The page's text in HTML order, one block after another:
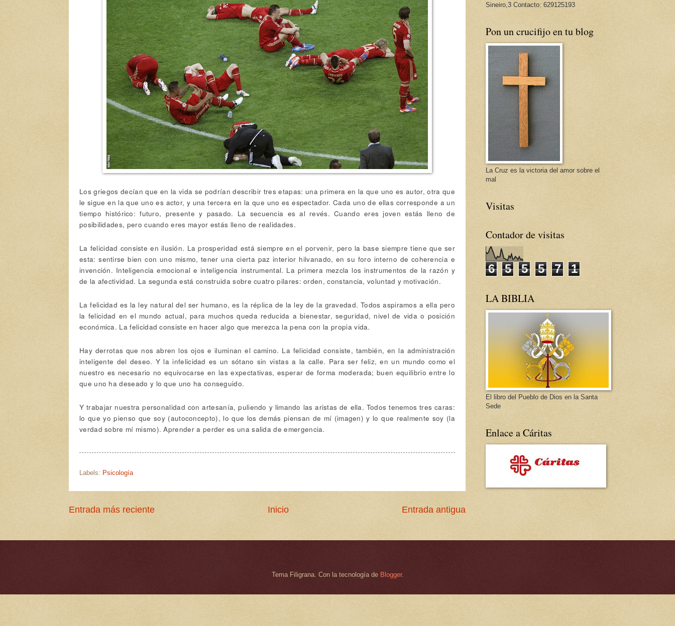
Los griegos decían que en la vida se podrían describir tres etapas: una primera en la que uno es autor, otra que
le sigue en la que uno es actor, y una tercera en la que uno es espectador. Cada uno de ellas corresponde a un
tiempo histórico: futuro, presente y pasado. La secuencia es al revés. Cuando eres joven estás lleno de
posibilidades, pero cuando eres mayor estás lleno de realidades.
La felicidad consiste en ilusión. La prosperidad está siempre en el porvenir, pero la base siempre tiene que ser
esta: sentirse bien con uno mismo, tener una cierta paz interior hilvanado, en su foro interno de coherencia e
invención. Inteligencia emocional e inteligencia instrumental. La primera mezcla los instrumentos de la razón y
de la afectividad. La segunda está construida sobre cuatro pilares: orden, constancia, voluntad y motivación.
La felicidad es la ley natural del ser humano, es la réplica de la ley de la gravedad. Todos aspiramos a ella pero
la felicidad en el mundo actual, para muchos queda reducida a bienestar, seguridad, nivel de vida o posición
económica. La felicidad consiste en hacer algo que merezca la pena con la propia vida.
Hay derrotas que nos abren los ojos e iluminan el camino. La felicidad consiste, también, en la administración
inteligente del deseo. Y la infelicidad es un sótano sin vistas a la calle. Para ser feliz, en un mundo como el
nuestro es necesario no equivocarse en las expectativas, esperar de forma moderada; buen equilibrio entre lo
que uno ha deseado y lo que uno ha conseguido.
Y trabajar nuestra personalidad con artesanía, puliendo y limando las aristas de ella. Todos tenemos tres caras:
lo que yo pienso que soy (autoconcepto), lo que los demás piensan de mí (imagen) y lo que realmente soy (la
verdad sobre mí mismo). Aprender a perder es una salida de emergencia.
Labels: Psicología
Entrada más reciente Entrada antigua
Inicio
Sineiro,3 Contacto: 629125193
Pon un crucifijo en tu blog
La Cruz es la victoria del amor sobre el
mal
Visitas
Contador de visitas
6 5 5 5 7 1
LA BIBLIA
El libro del Pueblo de Dios en la Santa
Sede
Enlace a Cáritas
Tema Filigrana. Con la tecnología de Blogger.